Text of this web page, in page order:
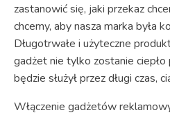
zastanowić się, jaki przekaz
chcemy, aby nasza marka była
Długotrwałe i użyteczne
gadżet nie tylko zostanie
będzie służył przez długi czas,
Włączenie gadżetów